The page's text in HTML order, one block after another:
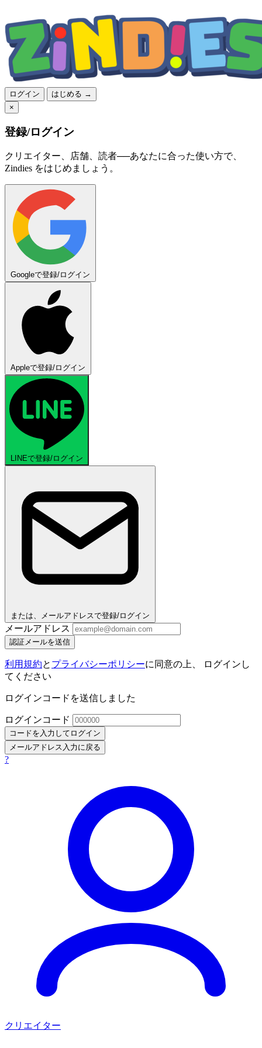
ログイン
はじめる →
×
登録/ログイン
クリエイター、店舗、読者──あなたに合った使い方で、
Zindies をはじめましょう。
Googleで登録/ログイン
Appleで登録/ログイン
LINEで登録/ログイン
または、メールアドレスで登録/ログイン
メールアドレス
認証メールを送信
利用規約と プライバシーポリシーに同意の上、 ログインし
てください
ログインコードを送信しました
ログインコード
コードを入力してログイン
メールアドレス入力に戻る
?
クリエイター